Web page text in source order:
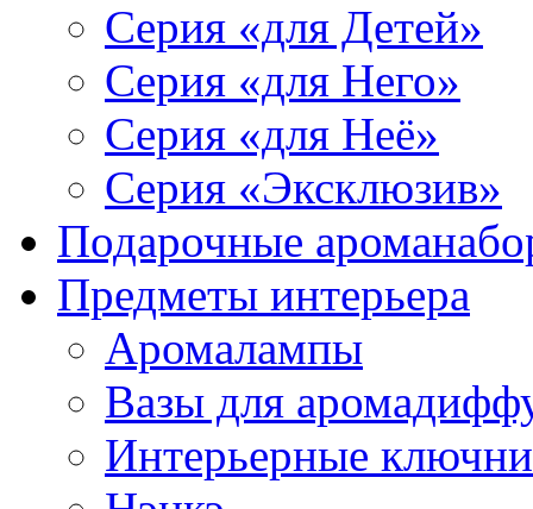
Серия «для Детей»
Серия «для Него»
Серия «для Неё»
Серия «Эксклюзив»
Подарочные
Предметы интерьера
Аромалампы
Вазы для
Интерьерные